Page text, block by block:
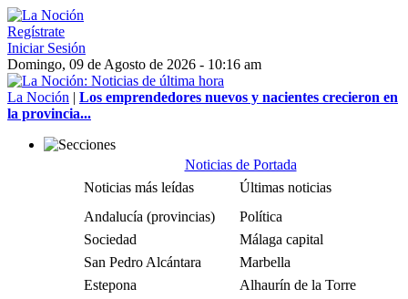
Regístrate
Iniciar Sesión
Domingo, 09 de Agosto de 2026 - 10:16 am
La Noción | Los emprendedores nuevos y nacientes crecieron en
la provincia...
Noticias de Portada
Noticias más leídas
Últimas noticias
Andalucía (provincias)
Política
Sociedad
Málaga capital
San Pedro Alcántara
Marbella
Estepona
Alhaurín de la Torre